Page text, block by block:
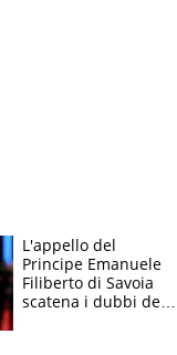
L'appello del
Principe Emanuele
Filiberto di Savoia
scatena i dubbi dei